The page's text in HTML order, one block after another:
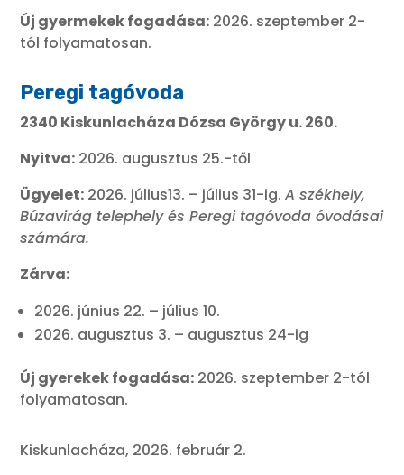
Új gyermekek fogadása: 2026. szeptember 2-
tól folyamatosan.
Peregi tagóvoda
2340 Kiskunlacháza Dózsa György u. 260.
Nyitva: 2026. augusztus 25.-től
Ügyelet: 2026. július13. – július 31-ig.A székhely,
Búzavirág telephely és Peregi tagóvoda óvodásai
számára.
Zárva:
2026. június 22. – július 10.
2026. augusztus 3. – augusztus 24-ig
Új gyerekek fogadása: 2026. szeptember 2-tól
folyamatosan.
Kiskunlacháza, 2026. február 2.